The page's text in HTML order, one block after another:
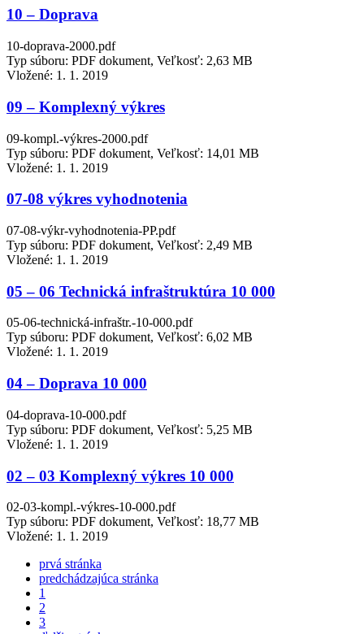
10 – Doprava
10-doprava-2000.pdf
Typ súboru: PDF dokument, Veľkosť: 2,63 MB
Vložené: 1. 1. 2019
09 – Komplexný výkres
09-kompl.-výkres-2000.pdf
Typ súboru: PDF dokument, Veľkosť: 14,01 MB
Vložené: 1. 1. 2019
07-08 výkres vyhodnotenia
07-08-výkr-vyhodnotenia-PP.pdf
Typ súboru: PDF dokument, Veľkosť: 2,49 MB
Vložené: 1. 1. 2019
05 – 06 Technická infraštruktúra 10 000
05-06-technická-infraštr.-10-000.pdf
Typ súboru: PDF dokument, Veľkosť: 6,02 MB
Vložené: 1. 1. 2019
04 – Doprava 10 000
04-doprava-10-000.pdf
Typ súboru: PDF dokument, Veľkosť: 5,25 MB
Vložené: 1. 1. 2019
02 – 03 Komplexný výkres 10 000
02-03-kompl.-výkres-10-000.pdf
Typ súboru: PDF dokument, Veľkosť: 18,77 MB
Vložené: 1. 1. 2019
prvá stránka
predchádzajúca stránka
1
2
3